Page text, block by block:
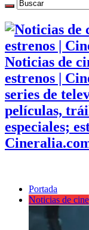
Noticias de
estrenos |
series de
películas,
especiales;
Portada
Noticias de cine